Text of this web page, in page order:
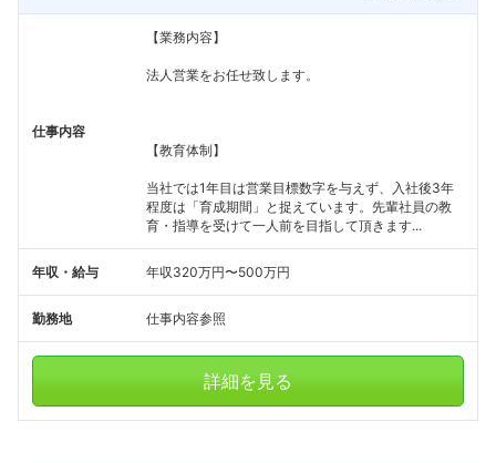
仕事内容
【業務内容】
法人営業をお任せ致します。
【教育体制】
当社では1年目は営業目標数字を与えず、入社後3年
程度は「育成期間」と捉えています。先輩社員の教
育・指導を受けて一人前を目指して頂きます...
年収・給与 年収320万円〜500万円
勤務地 仕事内容参照
詳細を見る